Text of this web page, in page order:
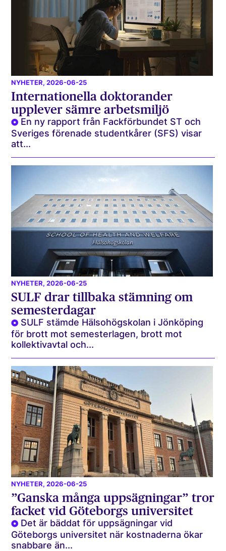
NYHETER, 2026-06-25
Internationella doktorander
upplever sämre arbetsmiljö
En ny rapport från Fackförbundet ST och
Sveriges förenade studentkårer (SFS) visar
att...
NYHETER, 2026-06-25
SULF drar tillbaka stämning om
semesterdagar
SULF stämde Hälsohögskolan i Jönköping
för brott mot semesterlagen, brott mot
kollektivavtal och...
NYHETER, 2026-06-25
”Ganska många uppsägningar” tror
facket vid Göteborgs universitet
Det är bäddat för uppsägningar vid
Göteborgs universitet när kostnaderna ökar
snabbare än...